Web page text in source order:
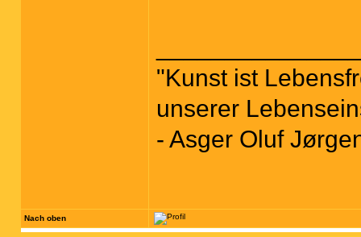
"Kunst ist
unserer
- Asger Oluf
Nach oben